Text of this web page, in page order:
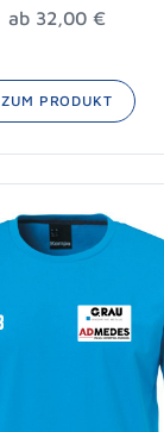
ab 32,00 €
ZUM PRODUKT